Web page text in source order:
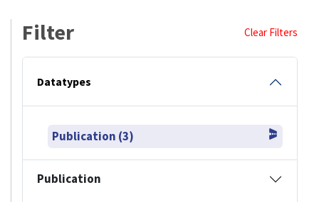
Filter Clear Filters
Datatypes
Publication (3)
Publication